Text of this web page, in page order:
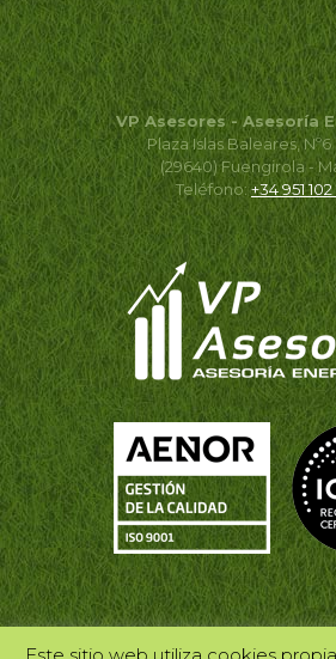
VP Asesores - Asesoría
Plaza Islas Baleares, Nº6
(29640) Fuengirola -
Teléfono:+34 951 102
Este sitio web utiliza cookies